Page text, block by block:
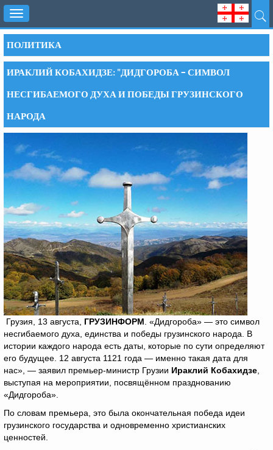
Toggle
navigation
ПОЛИТИКА
ИРАКЛИЙ КОБАХИДЗЕ: "ДИДГОРОБА – СИМВОЛ
НЕСГИБАЕМОГО ДУХА И ПОБЕДЫ ГРУЗИНСКОГО
НАРОДА
Грузия, 13 августа, ГРУЗИНФОРМ . «Дидгороба» — это символ
несгибаемого духа, единства и победы грузинского народа. В
истории каждого народа есть даты, которые по сути определяют
его будущее. 12 августа 1121 года — именно такая дата для
нас», — заявил премьер-министр Грузии Ираклий Кобахидзе
выступая на мероприятии, посвящённом празднованию
«Дидгороба».
По словам премьера, это была окончательная победа идеи
грузинского государства и одновременно христианских
ценностей.